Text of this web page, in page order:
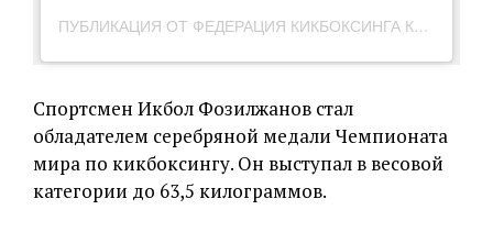
ПУБЛИКАЦИЯ ОТ ФЕДЕРАЦИЯ КИКБОКСИНГА КР🇰🇬 (@WAKOKICKBOXINGKYRGYZSTAN)
Спортсмен Икбол Фозилжанов стал
обладателем серебряной медали Чемпионата
мира по кикбоксингу. Он выступал в весовой
категории до 63,5 килограммов.